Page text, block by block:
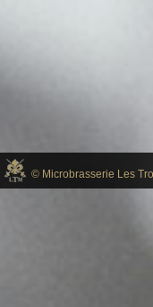
© Microbrasserie Les